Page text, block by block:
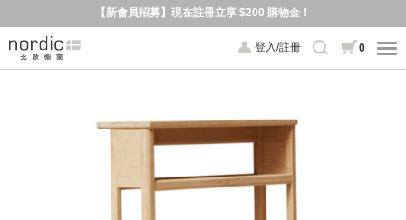
【新會員招募】現在註冊立享 $200 購物金！
登入/註冊 0